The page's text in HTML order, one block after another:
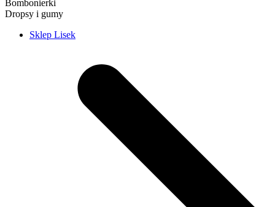
Bombonierki
Dropsy i gumy
Sklep Lisek